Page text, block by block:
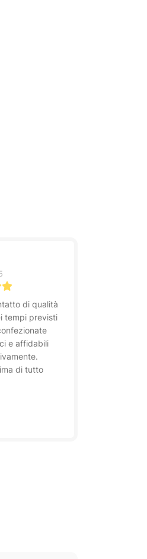
di qualità
tempi previsti
e affidabili
di tutto